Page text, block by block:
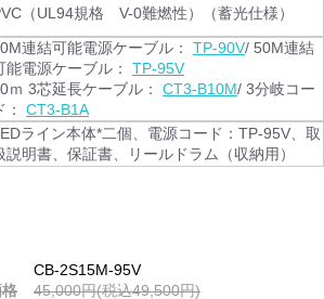
（UL94規格 V-0難燃性）（蓄光仕様）
連結可能電源ケーブル： TP-90V/ 50M連結
能電源ケーブル： TP-95V
ｍ 3芯延長ケーブル： CT3-B10M/ 3分岐コー
： CT3-B1A
ライン本体*二個、電源コード：TP-95V、取
説明書、保証書、リールドラム（収納用）
CB-2S15M-95V
45,000円(税込49,500円)